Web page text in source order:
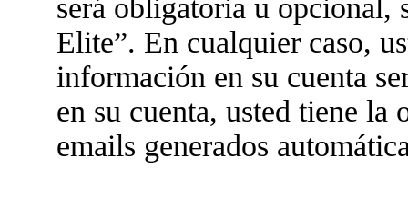
será obligatoria u opcional,
Elite”. En cualquier caso,
información en su cuenta
en su cuenta, usted tiene la
emails generados